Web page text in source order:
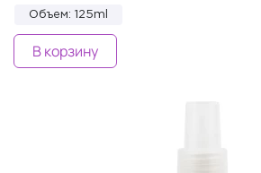
Объем: 125ml
В корзину